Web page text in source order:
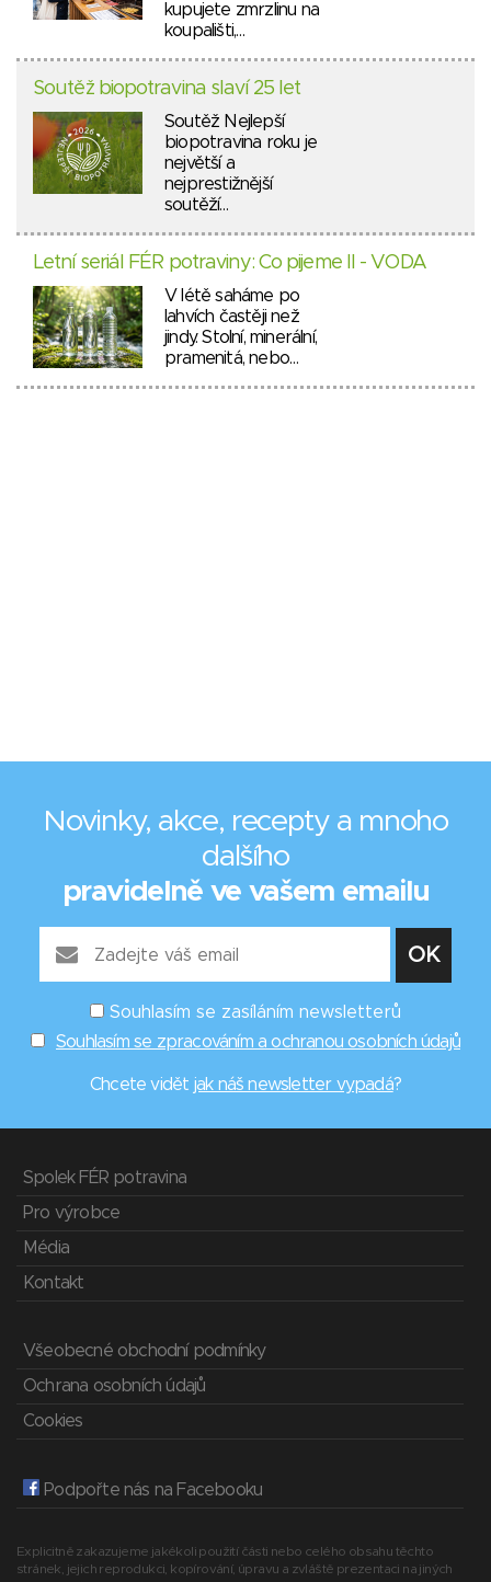
kupujete zmrzlinu na
koupališti,…
Soutěž biopotravina slaví 25 let
Soutěž Nejlepší
biopotravina roku je
největší a
nejprestižnější
soutěží…
Letní seriál FÉR potraviny: Co pijeme II - VODA
V létě saháme po
lahvích častěji než
jindy. Stolní, minerální,
pramenitá, nebo…
Novinky, akce, recepty a mnoho
dalšího
pravidelně ve vašem emailu
Souhlasím se zasíláním newsletterů
Souhlasím se zpracováním a ochranou osobních údajů
Chcete vidět jak náš newsletter vypadá?
Spolek FÉR potravina
Pro výrobce
Média
Kontakt
Všeobecné obchodní podmínky
Ochrana osobních údajů
Cookies
Podpořte nás na Facebooku
Explicitně zakazujeme jakékoli použití části nebo celého obsahu těchto
stránek, jejich reprodukci, kopírování, úpravu a zvláště prezentaci na jiných